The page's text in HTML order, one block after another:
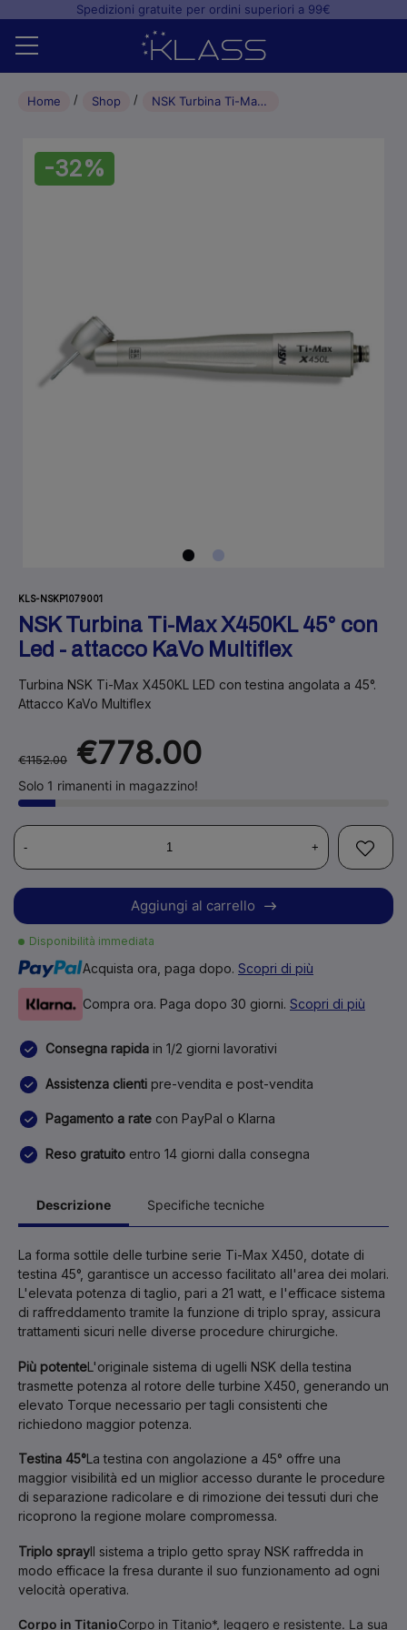
Spedizioni gratuite per ordini superiori a 99€
Home
Studio odontoiatrico
Home Shop NSK Turbina Ti-Max X450KL 45° con Led – attacco KaVo Multiflex
-32%
KLS-NSKP1079001
NSK Turbina Ti-Max X450KL 45° con
Led - attacco KaVo Multiflex
Turbina NSK Ti-Max X450KL LED con testina angolata a 45°.
Attacco KaVo Multiflex
€1152.00 €778.00
Solo 1 rimanenti in magazzino!
- +
Aggiungi al carrello
Disponibilità immediata
Acquista ora, paga dopo. Scopri di più
Compra ora. Paga dopo 30 giorni. Scopri di più
Consegna rapida in 1/2 giorni lavorativi
Assistenza clienti pre-vendita e post-vendita
Pagamento a rate con PayPal o Klarna
Reso gratuito entro 14 giorni dalla consegna
Descrizione Specifiche tecniche
La forma sottile delle turbine serie Ti-Max X450, dotate di
testina 45°, garantisce un accesso facilitato all'area dei molari.
L'elevata potenza di taglio, pari a 21 watt, e l'efficace sistema
di raffreddamento tramite la funzione di triplo spray, assicura
trattamenti sicuri nelle diverse procedure chirurgiche.
Più potenteL'originale sistema di ugelli NSK della testina
trasmette potenza al rotore delle turbine X450, generando un
elevato Torque necessario per tagli consistenti che
richiedono maggior potenza.
Testina 45°La testina con angolazione a 45° offre una
maggior visibilità ed un miglior accesso durante le procedure
di separazione radicolare e di rimozione dei tessuti duri che
ricoprono la regione molare compromessa.
Triplo sprayIl sistema a triplo getto spray NSK raffredda in
modo efficace la fresa durante il suo funzionamento ad ogni
velocità operativa.
Corpo in TitanioCorpo in Titanio*, leggero e resistente. La sua